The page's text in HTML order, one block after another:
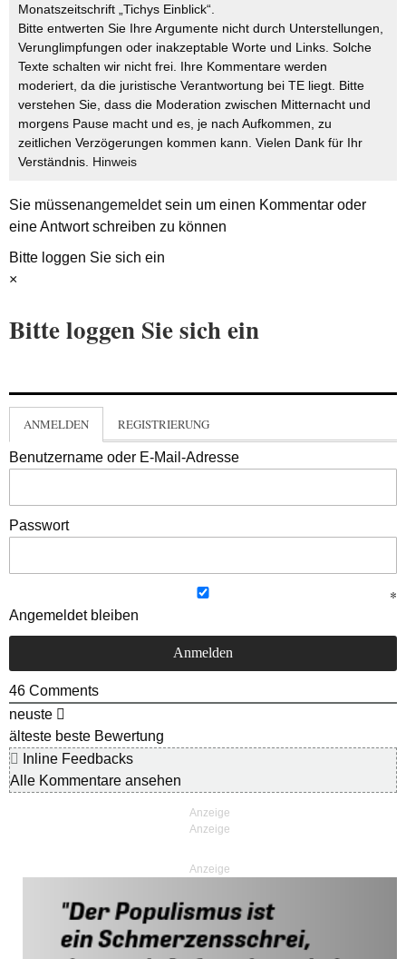
Monatszeitschrift „Tichys Einblick“.
Bitte entwerten Sie Ihre Argumente nicht durch Unterstellungen,
Verunglimpfungen oder inakzeptable Worte und Links. Solche
Texte schalten wir nicht frei. Ihre Kommentare werden
moderiert, da die juristische Verantwortung bei TE liegt. Bitte
verstehen Sie, dass die Moderation zwischen Mitternacht und
morgens Pause macht und es, je nach Aufkommen, zu
zeitlichen Verzögerungen kommen kann. Vielen Dank für Ihr
Verständnis. Hinweis
Sie müssenangemeldetsein um einen Kommentar oder
eine Antwort schreiben zu können
Bitte loggen Sie sich ein
×
Bitte loggen Sie sich ein
ANMELDEN REGISTRIERUNG
Benutzername oder E-Mail-Adresse
Passwort
Angemeldet bleiben
46 Comments
neuste
älteste beste Bewertung
Inline Feedbacks
Alle Kommentare ansehen
Anzeige